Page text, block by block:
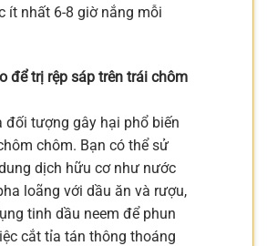
ít nhất 6-8 giờ nắng mỗi
để trị rệp sáp trên trái chôm
đối tượng gây hại phổ biến
chôm. Bạn có thể sử
dịch hữu cơ như nước
loãng với dầu ăn và rượu,
tinh dầu neem để phun
cắt tỉa tán thông thoáng